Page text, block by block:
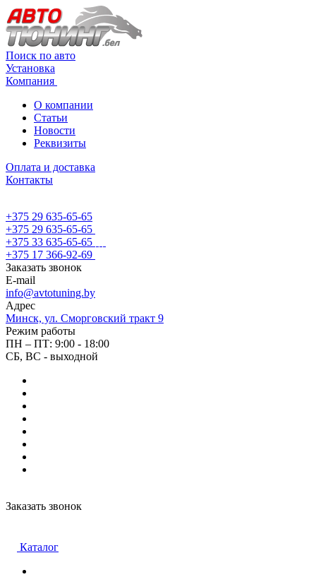
Поиск по авто
Установка
Компания
О компании
Статьи
Новости
Реквизиты
Оплата и доставка
Контакты
+375 29 635-65-65
+375 29 635-65-65
+375 33 635-65-65
+375 17 366-92-69
Заказать звонок
E-mail
info@avtotuning.by
Адрес
Минск, ул. Сморговский тракт 9
Режим работы
ПН – ПТ: 9:00 - 18:00
СБ, ВС - выходной
Заказать звонок
Каталог